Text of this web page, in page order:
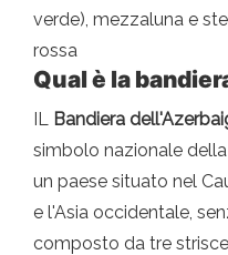
verde), mezzaluna e
rossa
Qual è la
IL Bandiera
simbolo nazionale
un paese situato nel
e l'Asia occidentale,
composto da tre